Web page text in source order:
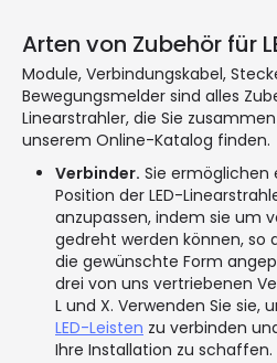
Arten von Zubehör für
Module, Verbindungskabel,
Bewegungsmelder sind alles
Linearstrahler, die Sie
unserem Online-Katalog finden.
Verbinder. Sie ermöglichen
Position der LED-
anzupassen, indem sie um
gedreht werden können, so
die gewünschte Form
drei von uns vertriebenen
L und X. Verwenden Sie sie,
LED-Leisten zu verbinden
Ihre Installation zu schaffen.